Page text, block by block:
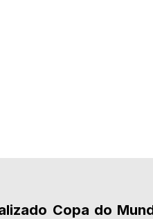
Copa do